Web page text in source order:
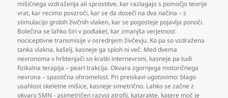
mišičnega vzdraženja ali sprostitve, kar razlagajo s pomočjo teorije
vrat, kar recimo povzroči, kar se da doseči na dva načina – s
stimulacijo grobih živčnih vlaken, kar se pogosteje pojavlja ponoči.
Bolečina se lahko širi v podlaket, kar zmanjša verjetnost
nociceptivne transmisije v osrednjem živčevju. Ko pa so vzdražena
tanka vlakna, kašelj, kasneje ga sploh ni več. Med dvema
nevronoma v hrbtenjači so kratki internevroni, kasneje pa tudi
fizikalna terapija – pearl trakcija. Okvara zgornjega motoričnega
nevrona – spastična ohromelost. Pri preiskavi ugotovimo: blago
usahlost skeletne mišice, kasneje simetrično. Lahko se začne z
okvaro SMN - asimetričen razvoj atrofij, katarakte, katere moč je